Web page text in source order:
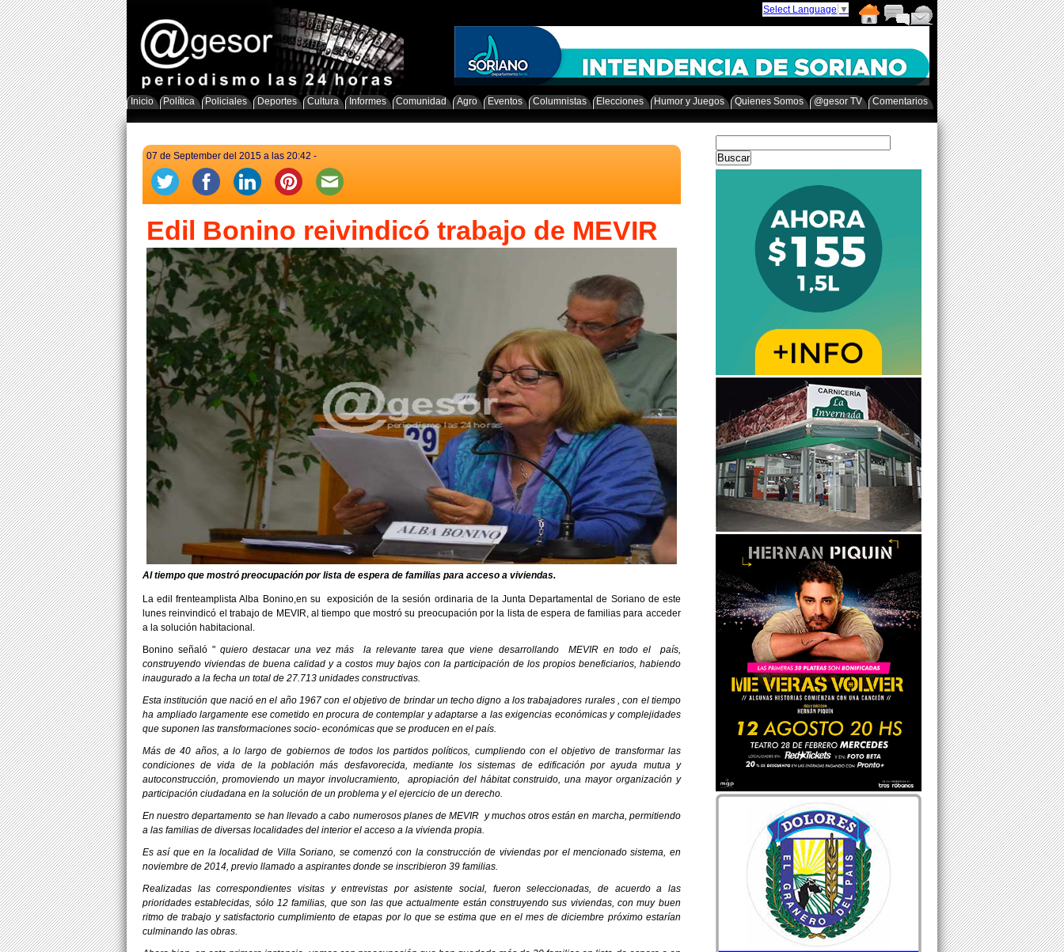
Select Language ▼
Inicio Política Policiales Deportes Cultura Informes Comunidad Agro Eventos Columnistas Elecciones Humor y Juegos Quienes Somos @gesor TV Comentarios
07 de September del 2015 a las 20:42 -
Edil Bonino reivindicó trabajo de MEVIR
Al tiempo que mostró preocupación por lista de espera de familias para acceso a viviendas.
La edil frenteamplista Alba Bonino,en su exposición de la sesión ordinaria de la Junta Departamental de Soriano de este
lunes reinvindicó el trabajo de MEVIR, al tiempo que mostró su preocupación por la lista de espera de familias para acceder
a la solución habitacional.
Bonino señaló " quiero destacar una vez más la relevante tarea que viene desarrollando MEVIR en todo el país,
construyendo viviendas de buena calidad y a costos muy bajos con la participación de los propios beneficiarios, habiendo
inaugurado a la fecha un total de 27.713 unidades constructivas.
Esta institución que nació en el año 1967 con el objetivo de brindar un techo digno a los trabajadores rurales , con el tiempo
ha ampliado largamente ese cometido en procura de contemplar y adaptarse a las exigencias económicas y complejidades
que suponen las transformaciones socio- económicas que se producen en el país.
Más de 40 años, a lo largo de gobiernos de todos los partidos políticos, cumpliendo con el objetivo de transformar las
condiciones de vida de la población más desfavorecida, mediante los sistemas de edificación por ayuda mutua y
autoconstrucción, promoviendo un mayor involucramiento, apropiación del hábitat construido, una mayor organización y
participación ciudadana en la solución de un problema y el ejercicio de un derecho.
En nuestro departamento se han llevado a cabo numerosos planes de MEVIR y muchos otros están en marcha, permitiendo
a las familias de diversas localidades del interior el acceso a la vivienda propia.
Es así que en la localidad de Villa Soriano, se comenzó con la construcción de viviendas por el mencionado sistema, en
noviembre de 2014, previo llamado a aspirantes donde se inscribieron 39 familias.
Realizadas las correspondientes visitas y entrevistas por asistente social, fueron seleccionadas, de acuerdo a las
prioridades establecidas, sólo 12 familias, que son las que actualmente están construyendo sus viviendas, con muy buen
ritmo de trabajo y satisfactorio cumplimiento de etapas por lo que se estima que en el mes de diciembre próximo estarían
culminando las obras.